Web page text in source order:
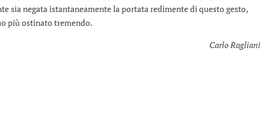
sia negata istantaneamente la portata redimente di questo gesto,
più ostinato tremendo.
Carlo Ragliani